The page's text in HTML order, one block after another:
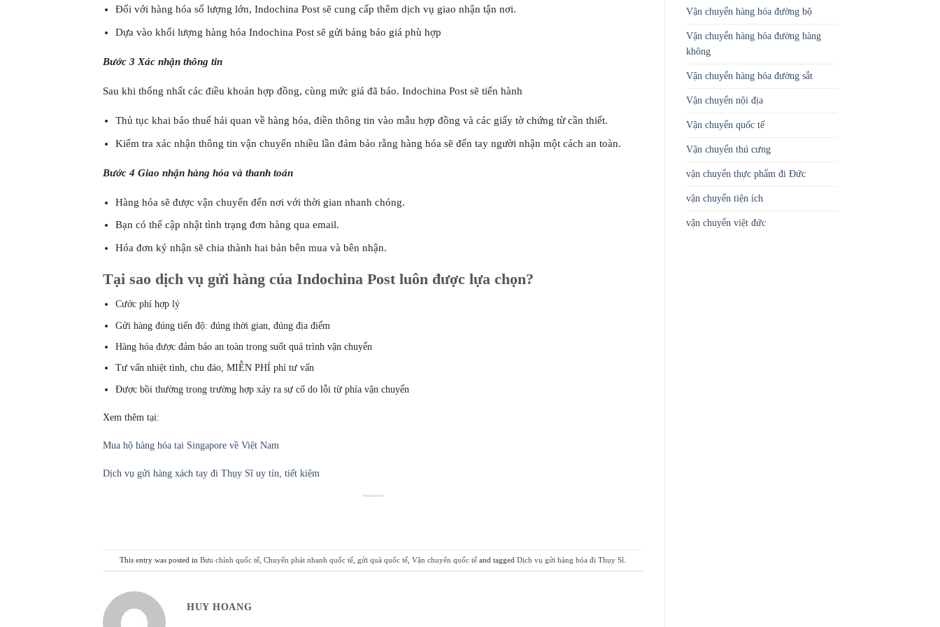
Đối với hàng hóa số lượng lớn, Indochina Post sẽ cung cấp thêm dịch vụ giao nhận tận nơi.
Dựa vào khối lượng hàng hóa Indochina Post sẽ gửi bảng báo giá phù hợp
Bước 3 Xác nhận thông tin
Sau khi thống nhất các điều khoản hợp đồng, cùng mức giá đã báo. Indochina Post sẽ tiến hành
Thủ tục khai báo thuế hải quan về hàng hóa, điền thông tin vào mẫu hợp đồng và các giấy tờ chứng từ cần thiết.
Kiểm tra xác nhận thông tin vận chuyển nhiều lần đảm bảo rằng hàng hóa sẽ đến tay người nhận một cách an toàn.
Bước 4 Giao nhận hàng hóa và thanh toán
Hàng hóa sẽ được vận chuyển đến nơi với thời gian nhanh chóng.
Bạn có thể cập nhật tình trạng đơn hàng qua email.
Hóa đơn ký nhận sẽ chia thành hai bản bên mua và bên nhận.
Tại sao dịch vụ gửi hàng của Indochina Post luôn được lựa chọn?
Cước phí hợp lý
Gửi hàng đúng tiến độ: đúng thời gian, đúng địa điểm
Hàng hóa được đảm bảo an toàn trong suốt quá trình vận chuyển
Tư vấn nhiệt tình, chu đáo, MIỄN PHÍ phí tư vấn
Được bồi thường trong trường hợp xảy ra sự cố do lỗi từ phía vận chuyển
Xem thêm tại:
Mua hộ hàng hóa tại Singapore về Việt Nam
Dịch vụ gửi hàng xách tay đi Thụy Sĩ uy tín, tiết kiệm
This entry was posted inBưu chính quốc tế ,Chuyển phát nhanh quốc tế ,gửi quà quốc tế ,Vận chuyển quốc tế and taggedDịch vụ gửi hàng hóa đi Thụy Sĩ.
HUY HOANG
Vận chuyển hàng hóa đường bộ
Vận chuyển hàng hóa đường hàng
không
Vận chuyển hàng hóa đường sắt
Vận chuyển nội địa
Vận chuyển quốc tế
Vận chuyển thú cưng
vận chuyển thực phẩm đi Đức
vận chuyển tiện ích
vận chuyển việt đức